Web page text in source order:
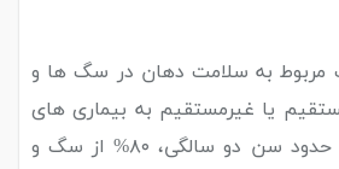
مربوط به سلامت دهان در سگ ها و
یا غیرمستقیم به بیماری های
دندان ارتباط دارد. تا حدود سن دو سالگی، ۸۰% از سگ و